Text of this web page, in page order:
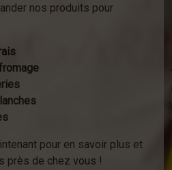
nos produits pour
pour en savoir plus et
près de chez vous !